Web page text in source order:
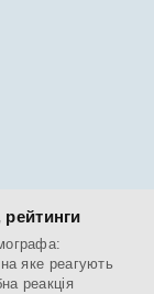
рейтинги
яке реагують
реакція